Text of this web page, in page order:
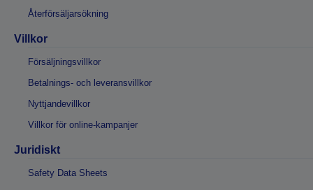
Återförsäljarsökning
Villkor
Försäljningsvillkor
Betalnings- och leveransvillkor
Nyttjandevillkor
Villkor för online-kampanjer
Juridiskt
Safety Data Sheets